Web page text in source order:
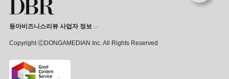
15,000여 건의 DBR 콘텐츠를
동아비즈니스리뷰 사업자 정보
Copyright ⒸDONGAMEDIAN Inc. All Rights Reserved